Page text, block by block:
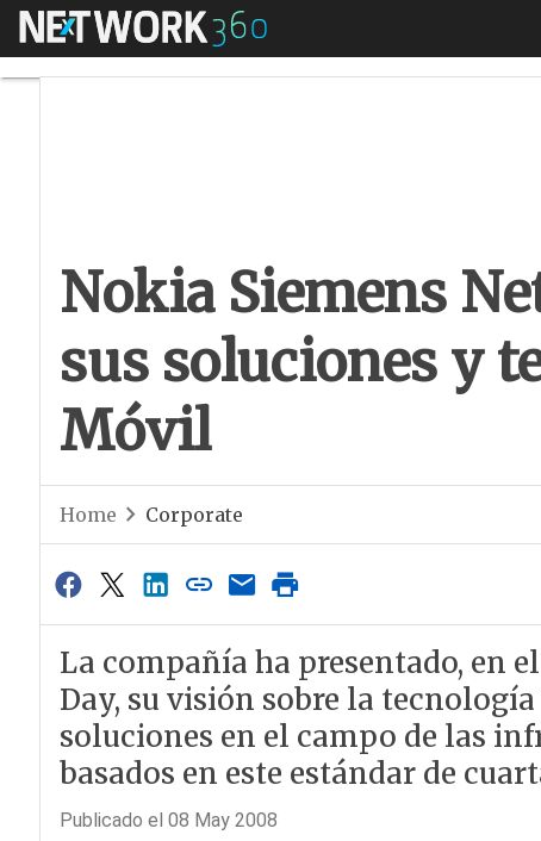
Menú Nokia Siemens
Nokia Siemens
sus soluciones y
Móvil
Home Corporate
La compañía ha presentado, en
Day, su visión sobre la
soluciones en el campo de las
basados en este estándar de
Publicado el 08 May 2008